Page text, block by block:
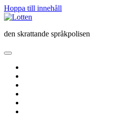
Hoppa till innehåll
Lotten
den skrattande språkpolisen
öppna
meny